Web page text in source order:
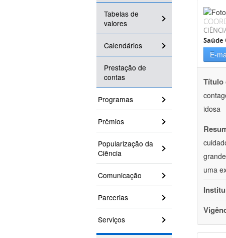
Tabelas de
valores
Calendários
Prestação de
contas
Programas
Prêmios
Popularização da
Ciência
Comunicação
Parcerias
Serviços
Saúde
E-
Título
idosa
uma